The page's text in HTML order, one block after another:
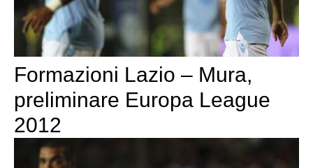
Formazioni Lazio – Mura,
preliminare Europa League
2012